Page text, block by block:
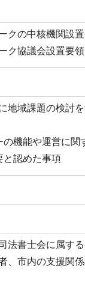
クの中核機関設
ク協議会設置要領
地域課題の検討
の機能や運営に関
と認めた事項
法書士会に属す
、市内の支援関